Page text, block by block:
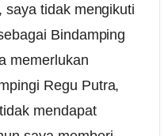
saya tidak mengikuti
Bindamping
memerlukan
Regu Putra,
mendapat